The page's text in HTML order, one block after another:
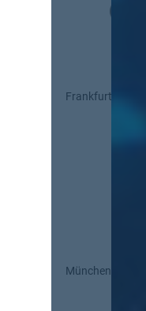
Frankfurt
München